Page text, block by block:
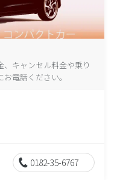
キャンセル料金や乗り
電話ください。
0182-35-6767